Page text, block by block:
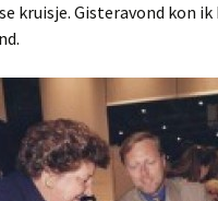
kruisje. Gisteravond kon